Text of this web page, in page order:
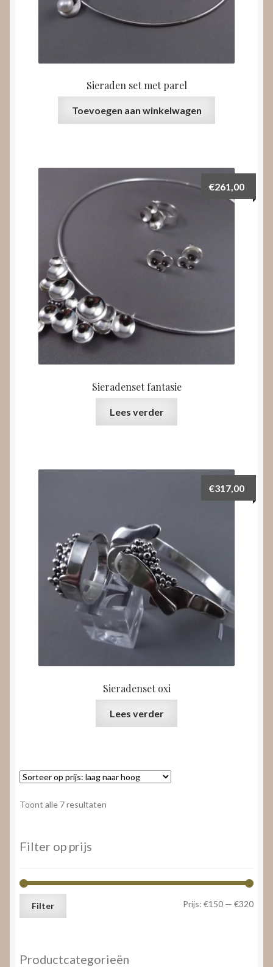
Sieraden set met parel
Toevoegen aan winkelwagen
Sieradenset fantasie
€261,00
Lees verder
Sieradenset oxi
€317,00
Lees verder
Toont alle 7 resultaten
Filter op prijs
Min.
Max.
Filter Prijs: €150 — €320
Productcategorieën